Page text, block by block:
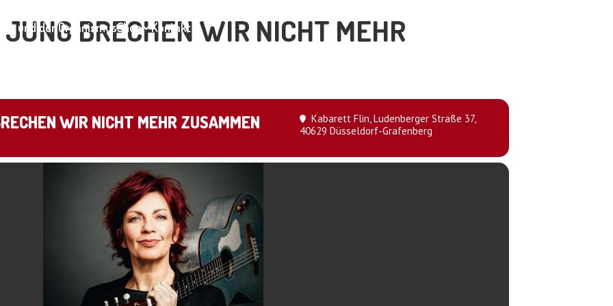
und der OrganismusShop Kontakt
BRECHEN WIR NICHT MEHR
WIR NICHT MEHR ZUSAMMEN Kabarett Flin, Ludenberger Straße 37,
40629 Düsseldorf-Grafenberg